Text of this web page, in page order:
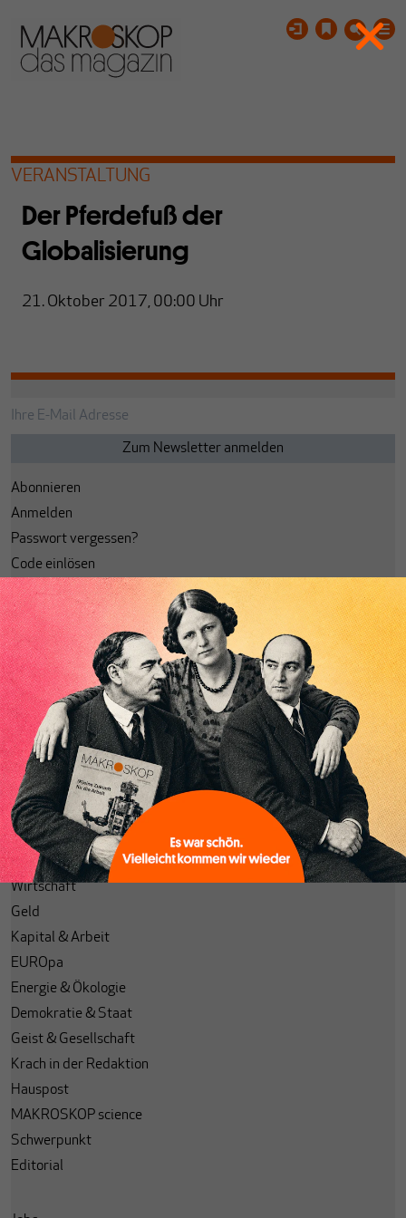
VERANSTALTUNG
Der Pferdefuß der
Globalisierung
21. Oktober 2017, 00:00 Uhr
Abonnieren
Anmelden
Passwort vergessen?
Code einlösen
Lesezeichen
Aktuelle Ausgabe
Themenhefte
Spotlight
Archiv
Alle Ausgaben
Alle Spotlights
EDITION MAKROSKOP
Podcasts
Leserbriefe
Wirtschaft
Geld
Kapital & Arbeit
EUROpa
Energie & Ökologie
Demokratie & Staat
Geist & Gesellschaft
Krach in der Redaktion
Hauspost
MAKROSKOP science
Schwerpunkt
Editorial